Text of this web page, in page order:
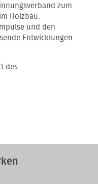
zum
Holzbau.
und den
Entwicklungen
des